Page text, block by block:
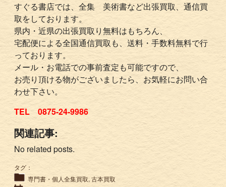
すぐる書店では、全集 美術書など出張買取、通信買
取をしております。
県内・近県の出張買取り無料はもちろん、
宅配便による全国通信買取も、送料・手数料無料で行
っております。
メール・お電話での事前査定も可能ですので、
お売り頂ける物がございましたら、お気軽にお問い合
わせ下さい。
TEL 0875-24-9986
関連記事:
No related posts.
タグ：
専門書・個人全集買取,古本買取